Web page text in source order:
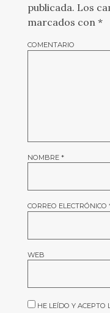
publicada. Los
marcados con *
COMENTARIO
NOMBRE *
CORREO ELECTRÓNICO
WEB
HE LEÍDO Y ACEPTO